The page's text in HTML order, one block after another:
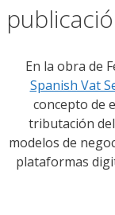
En la obra de
Spanish Vat
concepto de
tributación
modelos de
plataformas